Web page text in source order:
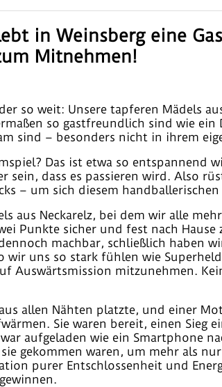
in Weinsberg eine
Mitnehmen!
so weit: Unsere tapferen Mädels
so gastfreundlich sind wie
sind – besonders nicht in ihrem
Das ist etwa so entspannend
sein, dass es passieren wird. Also
– um sich diesem
aus Neckarelz, bei dem wir alle
Punkte sicher und fest nach
machbar, schließlich haben
uns so stark fühlen wie
Auswärtsmission mitzunehmen.
allen Nähten platzte, und einer
Sie waren bereit, einen Sieg
aufgeladen wie ein Smartphone
gekommen waren, um mehr als
purer Entschlossenheit und